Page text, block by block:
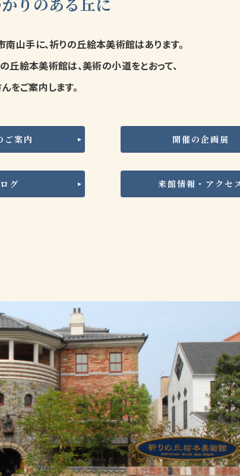
南山手に、祈りの丘絵本美術館はあります。
丘絵本美術館は、美術の小道をとおって、
をご案内します。
ご案内 開催の企画展
グ 来館情報・アクセ